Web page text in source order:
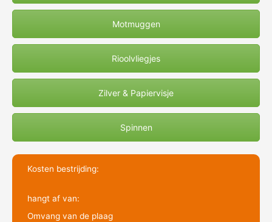
Motmuggen
Rioolvliegjes
Zilver & Papiervisje
Spinnen
Kosten bestrijding:
hangt af van:
Omvang van de plaag